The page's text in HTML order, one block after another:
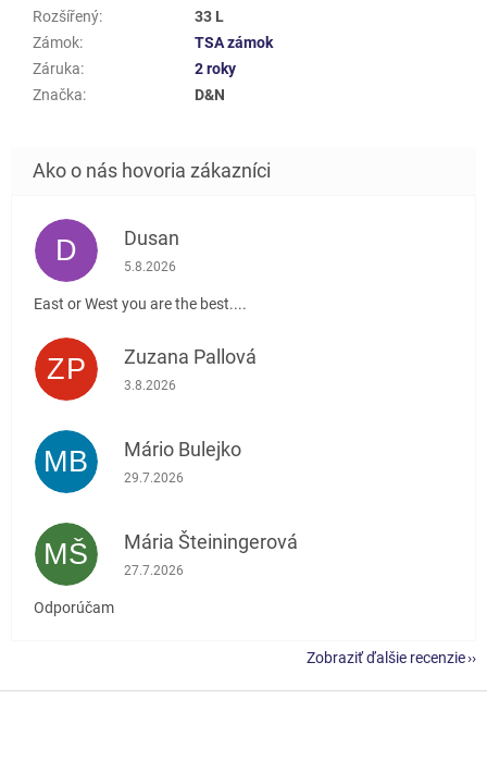
Rozšířený:
33 L
Zámok:
TSA zámok
Záruka:
2 roky
Značka: D&N
D Dusan
Hodnotenie obchodu je 5 z 5 hviezdičiek.
5.8.2026
East or West you are the best....
ZP Zuzana Pallová
Hodnotenie obchodu je 5 z 5 hviezdičiek.
3.8.2026
MB Mário Bulejko
Hodnotenie obchodu je 5 z 5 hviezdičiek.
29.7.2026
MŠ Mária Šteiningerová
Hodnotenie obchodu je 5 z 5 hviezdičiek.
27.7.2026
Odporúčam
Zobraziť ďalšie recenzie